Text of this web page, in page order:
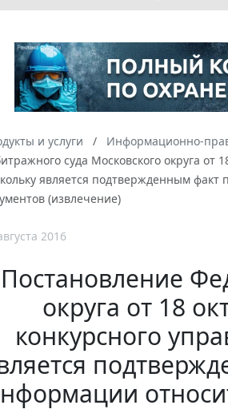
и услуги Информационно-
суда Московского округа
является подтвержденным
(извлечение)
2016
Постановление
округа от 18
конкурсного